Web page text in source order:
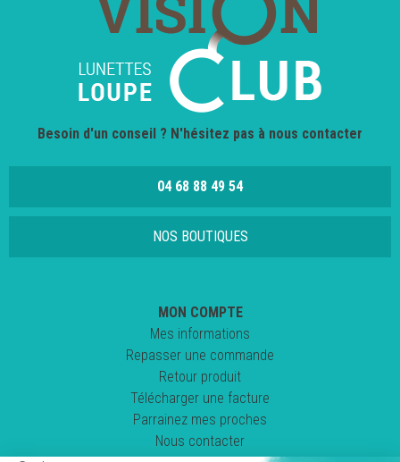
Besoin d'un conseil ? N'hésitez pas à nous contacter
04 68 88 49 54
NOS BOUTIQUES
MON COMPTE
Mes informations
Repasser une commande
Retour produit
Télécharger une facture
Parrainez mes proches
Nous contacter